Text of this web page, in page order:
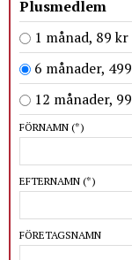
Plusmedlem
1 månad, 89 kr
6 månader,
12 månader,
FÖRNAMN (*)
EFTERNAMN (*)
FÖRETAGSNAMN